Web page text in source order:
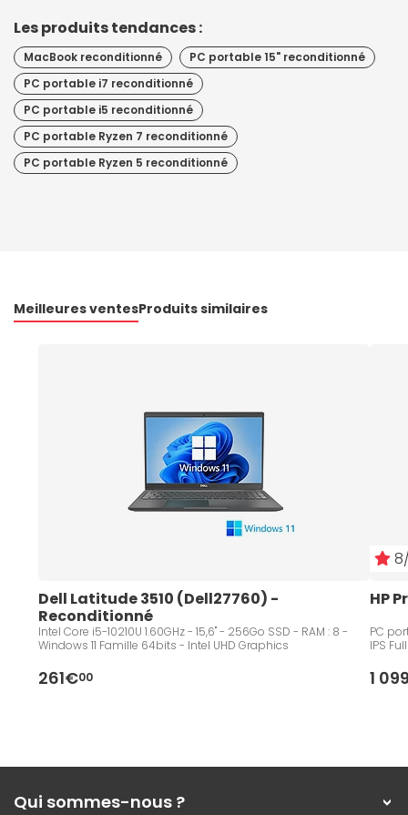
Les produits tendances :
MacBook reconditionné
PC portable 15" reconditionné
PC portable i7 reconditionné
PC portable i5 reconditionné
PC portable Ryzen 7 reconditionné
PC portable Ryzen 5 reconditionné
Meilleures ventesProduits similaires
Dell Latitude 3510 (Dell27760) -
Reconditionné
Intel Core i5-10210U 1.60GHz - 15,6" - 256Go SSD - RAM : 8 -
Windows 11 Famille 64bits - Intel UHD Graphics
261€00
HP
PC
IPS
1
Qui sommes-nous ?